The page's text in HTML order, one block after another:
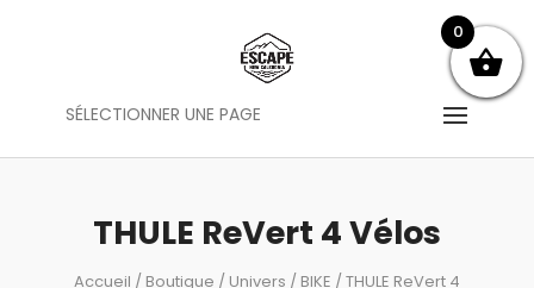
SÉLECTIONNER UNE PAGE
THULE ReVert 4 Vélos
Accueil / Boutique / Univers / BIKE / THULE ReVert 4
0